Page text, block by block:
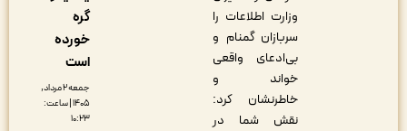
وزارت اطلاعات را
سربازان گمنام و
بی‌ادعای واقعی
خواند و
خاطرنشان کرد:
نقش شما در
جمعه ۲ مرداد,
۱۴۰۵ | ساعت: